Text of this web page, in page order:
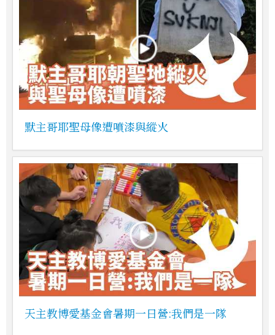
默主哥耶聖母像遭噴漆與縱火
天主教博愛基金會暑期一日營:我們是一隊